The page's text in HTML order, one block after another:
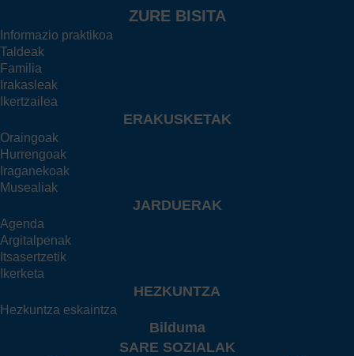
ZURE BISITA
Informazio praktikoa
Taldeak
Familia
Irakasleak
Ikertzailea
ERAKUSKETAK
Oraingoak
Hurrengoak
Iraganekoak
Musealiak
JARDUERAK
Agenda
Argitalpenak
Itsasertzetik
Ikerketa
HEZKUNTZA
Hezkuntza eskaintza
Bilduma
SARE SOZIALAK